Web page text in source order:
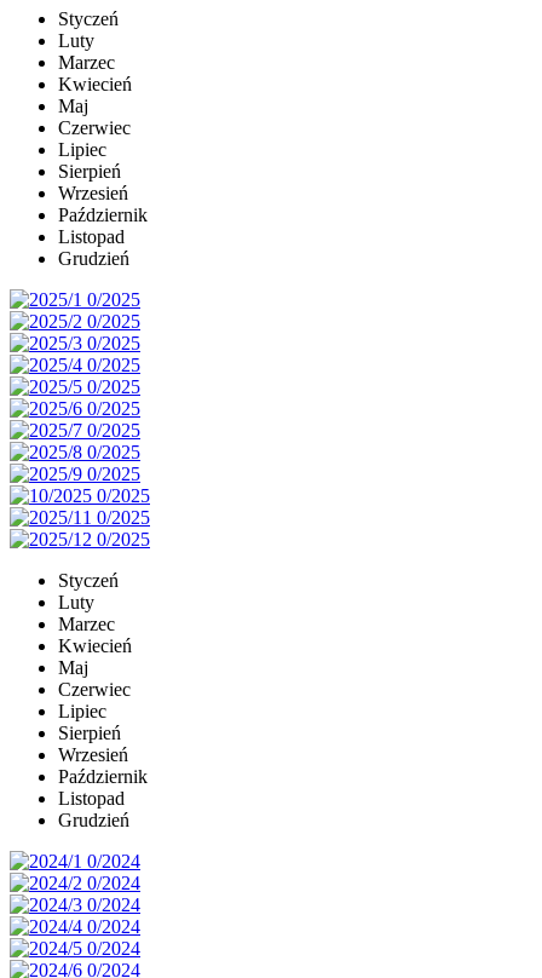
Styczeń
Luty
Marzec
Kwiecień
Maj
Czerwiec
Lipiec
Sierpień
Wrzesień
Październik
Listopad
Grudzień
Styczeń
Luty
Marzec
Kwiecień
Maj
Czerwiec
Lipiec
Sierpień
Wrzesień
Październik
Listopad
Grudzień